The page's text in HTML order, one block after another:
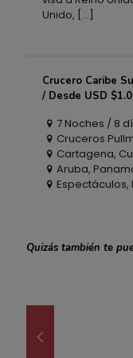
Unido, […]
/
Crucero Caribe
/ Desde USD
7 Noches / 8
Cruceros
Cartagena,
Aruba,
Espectáculos,
Quizás también te